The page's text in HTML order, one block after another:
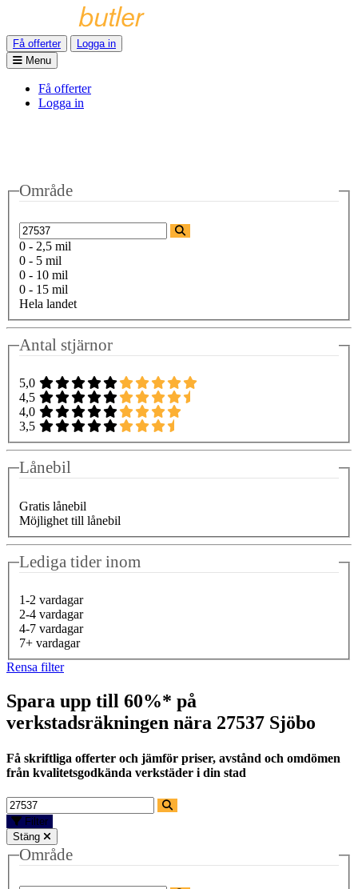
Få offerter
Logga in
Menu
Få offerter
Logga in
Område
0 - 2,5 mil
0 - 5 mil
0 - 10 mil
0 - 15 mil
Hela landet
Antal stjärnor
5,0
4,5
4,0
3,5
Lånebil
Gratis lånebil
Möjlighet till lånebil
Lediga tider inom
1-2 vardagar
2-4 vardagar
4-7 vardagar
7+ vardagar
Rensa filter
Spara upp till 60%* på
verkstadsräkningen nära 27537 Sjöbo
Få skriftliga offerter och jämför priser, avstånd och omdömen
från kvalitetsgodkända verkstäder i din stad
Filter
Stäng
Område